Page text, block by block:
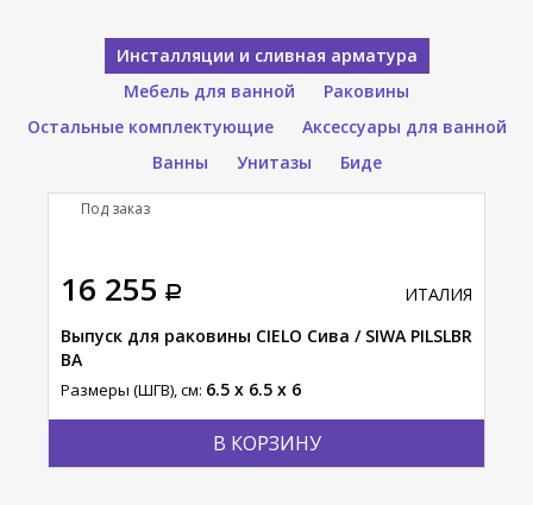
Инсталляции и сливная арматура
Мебель для ванной
Раковины
Остальные комплектующие
Аксессуары для ванной
Ванны
Унитазы Биде
16 255
В КОРЗИНУ
ИТАЛИЯ
Выпуск для раковины CIELO Сива / SIWA PILSLBR
BA
Размеры (ШГВ), см: 6.5 x 6.5 x 6
Под заказ